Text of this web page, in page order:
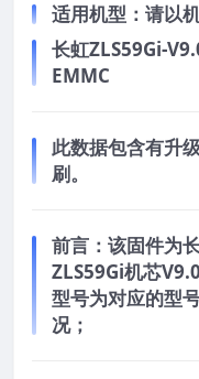
适用机型：请以
长虹ZLS59Gi-
EMMC
此数据包含有升
刷。
前言： 该固件为
ZLS59Gi机芯
型号为对应的型
况；